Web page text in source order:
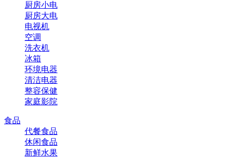
厨房小电
厨房大电
电视机
空调
洗衣机
冰箱
环境电器
清洁电器
整容保健
家庭影院
食品
代餐食品
休闲食品
新鲜水果